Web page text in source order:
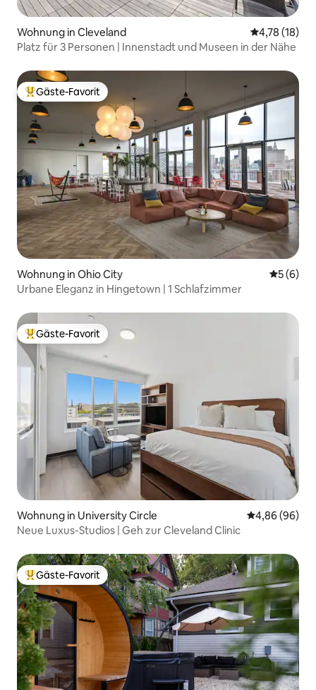
Wohnung in Cleveland
4,78 (18)
Platz für 3 Personen | Innenstadt und Museen in der Nähe
Beliebter Gäste-Favorit.
Gäste-Favorit
Wohnung in Ohio City
5 (6)
Urbane Eleganz in Hingetown | 1 Schlafzimmer
Beliebter Gäste-Favorit.
Gäste-Favorit
Wohnung in University Circle
4,86 (96)
Neue Luxus-Studios | Geh zur Cleveland Clinic
Beliebter Gäste-Favorit.
Gäste-Favorit